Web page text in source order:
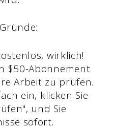
wirklich!
$50-Abonnement
Arbeit zu prüfen.
ein, klicken Sie
und Sie
sofort.